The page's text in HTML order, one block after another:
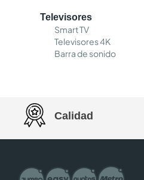
Televisores
Smart TV
Televisores 4K
Barra de sonido
Calidad